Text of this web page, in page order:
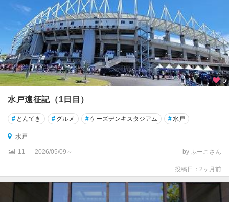
5
水戸遠征記（1日目）
# とんてき # グルメ #ケーズデンキスタジアム #水戸
水戸
11 2026/05/09～ by ふーこさん
投稿日：2ヶ月前